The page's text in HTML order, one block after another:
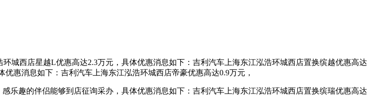
西店星越L优惠高达2.3万元，具体优惠消息如下：吉利汽车上海东江泓浩环城西店置换缤越优惠高达
惠消息如下：吉利汽车上海东江泓浩环城西店帝豪优惠高达0.9万元，
趣的伴侣能够到店征询采办，具体优惠消息如下：吉利汽车上海东江泓浩环城西店置换缤瑞优惠高达